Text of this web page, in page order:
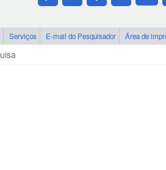
Serviços E-mail do Pesquisador Área de